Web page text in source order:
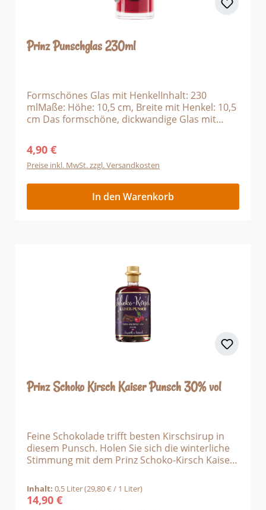
Prinz Punschglas 230ml
Formschönes Glas mit HenkelInhalt: 230
mlMaße: Höhe: 10,5 cm, Breite mit Henkel: 10,5
cm Das formschöne, dickwandige Glas mit
Heißgetränken wie Punsch, Glühwein oder dem
feinen Bratapfel Likör. Bedruckt mit weißem
Prinz-Schriftzug und Schneeflocken.
Regulärer Preis:
4,90 €
Preise inkl. MwSt. zzgl. Versandkosten
In den Warenkorb
Prinz Schoko Kirsch Kaiser Punsch 30% vol
Feine Schokolade trifft besten Kirschsirup in
diesem Punsch. Holen Sie sich die winterliche
Stimmung mit dem Prinz Schoko-Kirsch Kaiser
Inländer Rum dient dem Punsch Konzentrat als
alkoholische Zutat, dazu kommt noch feine
Inhalt: 0,5 Liter(29,80 € / 1 Liter)
Regulärer Preis:
14,90 €